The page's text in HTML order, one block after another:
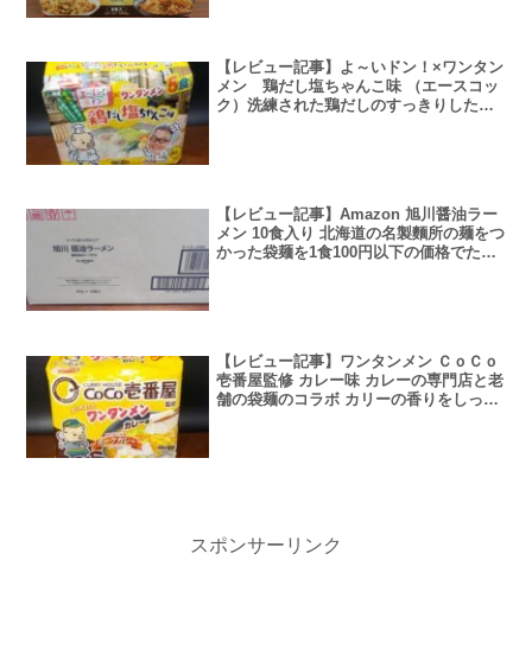
【レビュー記事】よ～いドン！×ワンタン
メン 鶏だし塩ちゃんこ味 （エースコッ
ク）洗練された鶏だしのすっきりした和
【レビュー記事】Amazon 旭川醤油ラー
メン 10食入り 北海道の名製麵所の麺をつ
かった袋麺を1食100円以下の価格でたの
【レビュー記事】ワンタンメン ＣｏＣｏ
壱番屋監修 カレー味 カレーの専門店と老
舗の袋麺のコラボ カリーの香りをしっか
スポンサーリンク